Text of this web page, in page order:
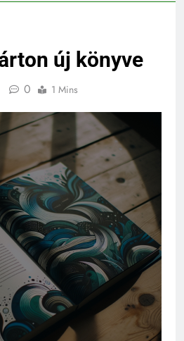
új könyve
0 1 Mins